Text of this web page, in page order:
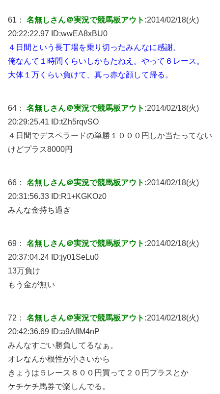
61： 名無しさん＠実況で競馬板アウト:2014/02/18(火)
20:22:22.97 ID:wwEA8xBU0
４日間という長丁場を乗り切ったみんなに感謝。
俺なんて１時間くらいしかもたねえ。やって６レース。
大体１万くらい負けて、真っ赤な顔して帰る。
64： 名無しさん＠実況で競馬板アウト:2014/02/18(火)
20:29:25.41 ID:tZh5rqvSO
４日間でデスペラードの単勝１０００円しか当たってない
けどプラス8000円
66： 名無しさん＠実況で競馬板アウト:2014/02/18(火)
20:31:56.33 ID:R1+KGKOz0
みんな金持ち過ぎ
69： 名無しさん＠実況で競馬板アウト:2014/02/18(火)
20:37:04.24 ID:jy01SeLu0
13万負け
もう金が無い
72： 名無しさん＠実況で競馬板アウト:2014/02/18(火)
20:42:36.69 ID:a9AfIM4nP
みんなすごい勝負してるなぁ。
オレなんか根性が小さいから
きょうは５レース８００円買って２０円プラスとか
ケチケチ馬券で楽しんでる。